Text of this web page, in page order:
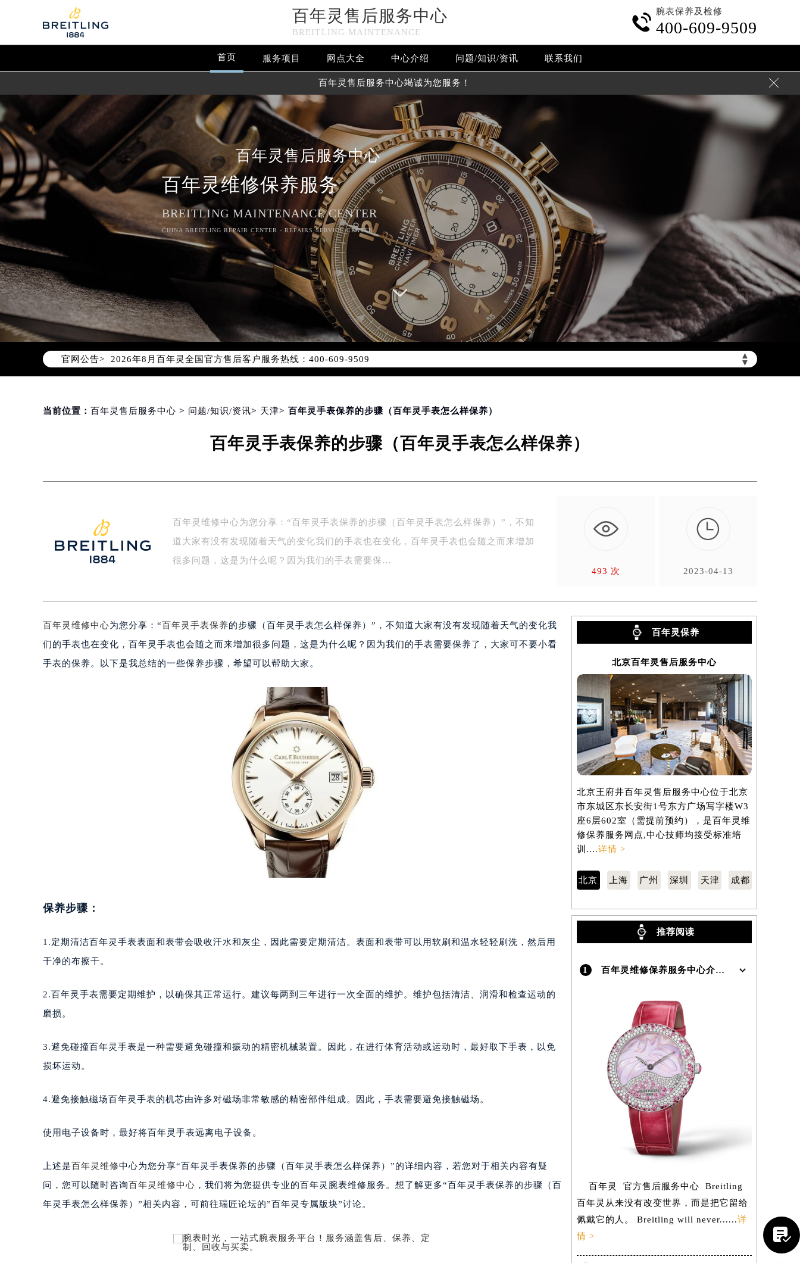
百年灵售后服务中心
BREITLING MAINTENANCE

腕表保养及检修
400-609-9509
首页 服务项目 网点大全 中心介绍 问题/知识/资讯 联系我们
百年灵售后服务中心竭诚为您服务！ 
百年灵售后服务中心
百年灵维修保养服务
BREITLING MAINTENANCE CENTER
CHINA BREITLING REPAIR CENTER - REPAIRS SERVICE CENTER
官网公告> ▲
▼
2026年8月百年灵中国区售后服务网络优化升级公告
2026年8月百年灵全国官方售后客户服务热线：400-609-9509
百年灵官方全国统一服务热线400-609-9509，服务覆盖中国大陆、香港、澳门、台湾全部区域（非大陆需加拨“+86”）
2026年8月百年灵售后服务中心最新网点地址：
北京市东城区东长安街1号东方广场写字楼W3座6层602室（需提前预约）
上海市徐汇区虹桥路3号港汇中心写字楼2座37层3705室（需提前预约）
扬州市邗江区国展路29号星耀天地写字楼1号楼18层1803室（需提前预约）
盐城市盐都区世纪大道5号盐城金融城写字楼1号楼16层1604室（需提前预约）
泰州市海陵区永定东路399号置地商务中心东塔写字楼（华润万象城）17层1706室（需提前预约）
绍兴市越城区胜利东路379号世茂天际中心写字楼8层805室（需提前预约）
嘉兴市南湖区广益路705号嘉兴世界贸易中心写字楼A座13层1304室（需提前预约）
南昌市红谷滩新区红谷中大道998号绿地双子塔（中央广场）A1座办公楼14层07室（需提前预约）
广州市天河区天河路230号万菱汇国际中心写字楼A塔7层704室（需提前预约）
广州市越秀区环市东路371-375号世界贸易中心大厦南塔写字楼15层07室（需提前预约）
深圳市罗湖区深南东路5001号华润大厦写字楼17层1701室（需提前预约）
惠州市惠城区江北文昌一路7号华贸大厦写字楼1座30层05室（需提前预约）
厦门市思明区湖滨东路95号华润大厦写字楼B座11层1104室（需提前预约）
福州市鼓楼区五四路128-1号恒力城写字楼15层03室（需提前预约）
成都市锦江区人民东路6号SAC东原中心写字楼24层2406B室（需提前预约）
重庆市江北区观音桥步行街2号融恒时代广场写字楼9层902室（需提前预约）
长沙市芙蓉区定王台街道建湘路393号世茂环球金融中心写字楼（芙蓉广场）10层13室（需提前预约）
郑州市二七区铭功路10号华润大厦写字楼29层2905室（需提前预约）
太原市迎泽区解放路15号亨得利名表服务中心（品牌授权店）3层整层（需提前预约）
沈阳市沈河区中街路137号亨得利名表服务中心（品牌授权店）1层整层（需提前预约）
哈尔滨市道里区友谊西路600号富力中心T2座写字楼29层03室（需提前预约）
东莞市东城街道鸿福东路1号民盈国贸中心T1写字楼9层907室（需提前预约）
苏州市苏州工业园区星港街199号苏州中心办公楼C座22层08室（需提前预约）
合肥市蜀山区潜山路111号万象城华润大厦B座12楼03室（需提前预约）
青岛市南区山东路6号华润大厦B座22层04室（需提前预约）
长春市朝阳区西安大路727号中银大厦A座(旺进大厦)18层09室（需提前预约）
昆明市盘龙区北京路928号同德昆明广场写字楼10层06室（需提前预约）
石家庄市长安区中山东路39号勒泰中心写字楼B座13层07室（需提前预约）
海口市龙华区金贸东路5号海口华润大厦B座17层1707室（需提前预约）
当前位置： 百年灵售后服务中心 > 问题/知识/资讯> 天津> 百年灵手表保养的步骤（百年灵手表怎么样保养）
百年灵手表保养的步骤（百年灵手表怎么样保养）
百年灵维修中心为您分享：“百年灵手表保养的步骤（百年灵手表怎么样保养）”，不知
道大家有没有发现随着天气的变化我们的手表也在变化，百年灵手表也会随之而来增加
很多问题，这是为什么呢？因为我们的手表需要保…
493 次

2023-04-13
百年灵维修中心为您分享：“百年灵手表保养的步骤（百年灵手表怎么样保养）”，不知道大家有没有发现随着天气的变化我
们的手表也在变化，百年灵手表也会随之而来增加很多问题，这是为什么呢？因为我们的手表需要保养了，大家可不要小看
手表的保养。以下是我总结的一些保养步骤，希望可以帮助大家。
保养步骤：
1.定期清洁百年灵手表表面和表带会吸收汗水和灰尘，因此需要定期清洁。表面和表带可以用软刷和温水轻轻刷洗，然后用
干净的布擦干。
2.百年灵手表需要定期维护，以确保其正常运行。建议每两到三年进行一次全面的维护。维护包括清洁、润滑和检查运动的
磨损。
3.避免碰撞百年灵手表是一种需要避免碰撞和振动的精密机械装置。因此，在进行体育活动或运动时，最好取下手表，以免
损坏运动。
4.避免接触磁场百年灵手表的机芯由许多对磁场非常敏感的精密部件组成。因此，手表需要避免接触磁场。
使用电子设备时，最好将百年灵手表远离电子设备。
上述是百年灵维修中心为您分享“百年灵手表保养的步骤（百年灵手表怎么样保养）”的详细内容，若您对于相关内容有疑
问，您可以随时咨询百年灵维修中心 ，我们将为您提供专业的百年灵腕表维修服务。想了解更多“百年灵手表保养的步骤（百
年灵手表怎么样保养）”相关内容，可前往瑞匠论坛的”百年灵专属版块”讨论。
百年灵保养
北京百年灵售后服务中心
北京王府井百年灵售后服务中心位于北京
市东城区东长安街1号东方广场写字楼W3
座6层602室（需提前预约），是百年灵维
修保养服务网点,中心技师均接受标准培
训....详情 >
北京 上海 广州 深圳 天津 成都
推荐阅读
1 百年灵维修保养服务中心介绍 | Breitling
百年灵 官方售后服务中心 Breitling
百年灵从来没有改变世界，而是把它留给
佩戴它的人。 Breitling will never......详
情 >
